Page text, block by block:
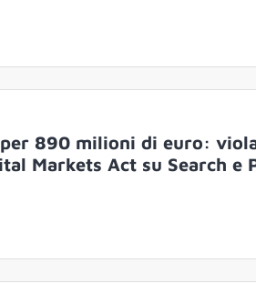
per 890 milioni di euro:
Markets Act su Search e